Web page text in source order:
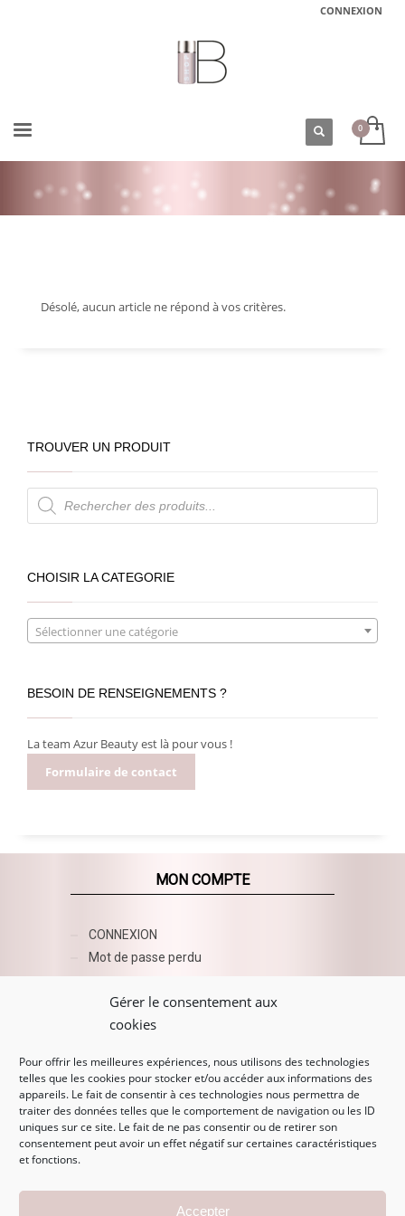
Gérer le consentement aux
cookies
Pour offrir les meilleures expériences, nous utilisons des technologies
telles que les cookies pour stocker et/ou accéder aux informations des
appareils. Le fait de consentir à ces technologies nous permettra de
traiter des données telles que le comportement de navigation ou les ID
uniques sur ce site. Le fait de ne pas consentir ou de retirer son
consentement peut avoir un effet négatif sur certaines caractéristiques
et fonctions.
Accepter
CONNEXION
Désolé, aucun article ne répond à vos critères.
TROUVER UN PRODUIT
Recherche
de
produits
CHOISIR LA CATEGORIE
Sélectionner une catégorie
BESOIN DE RENSEIGNEMENTS ?
La team Azur Beauty est là pour vous !
Formulaire de contact
MON COMPTE
CONNEXION
Mot de passe perdu
AZUR BEAUTY ESHOP